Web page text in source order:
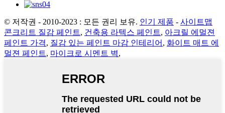
© 저작권 - 2010-2023 : 모든 권리 보유. 인기 제품 - 사이트맵
콘크리트 질감 페인트, 건축용 라텍스 페인트, 아크릴 에멀젼
페인트 가격, 질감 있는 페인트 마감 인테리어 , 화이트 매트 에
멀젼 페인트, 마이크로 시멘트 벽,